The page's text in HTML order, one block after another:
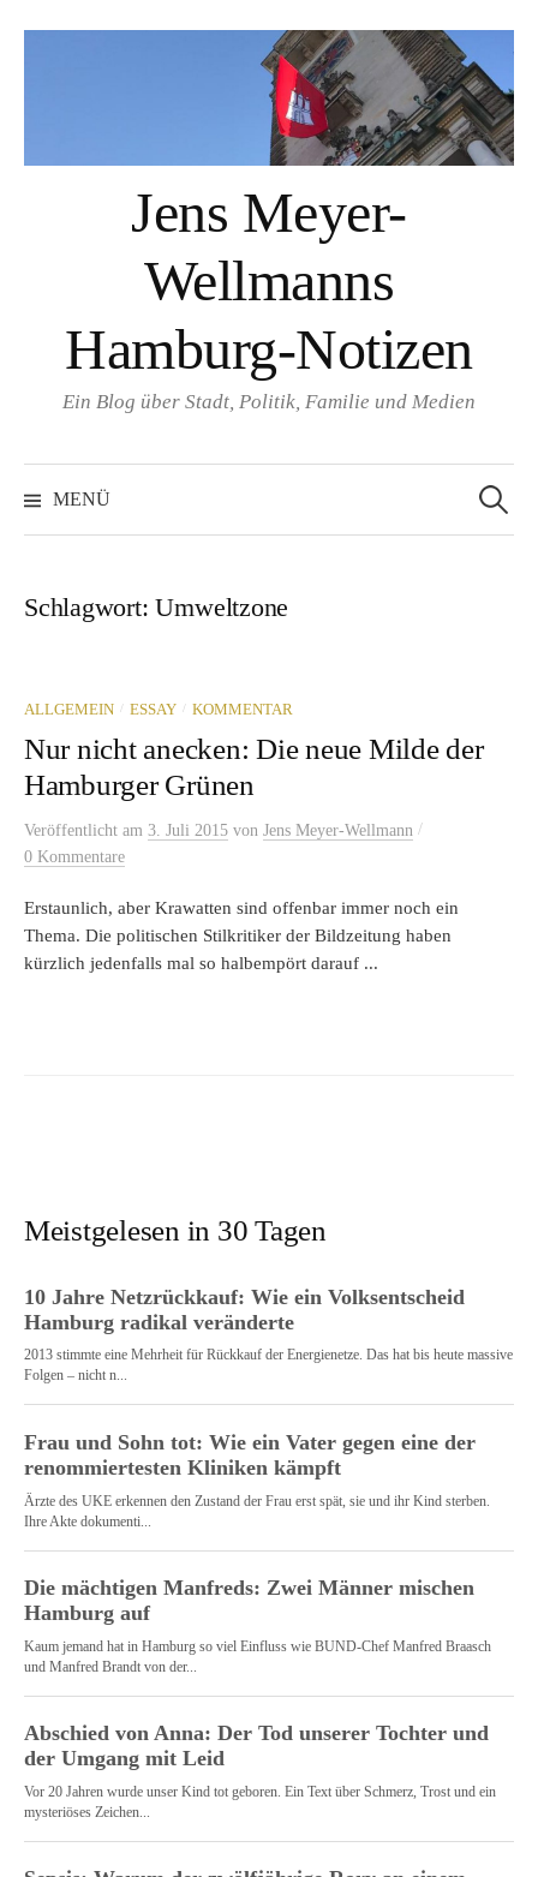
Jens Meyer-
Wellmanns
Hamburg-Notizen
Ein Blog über Stadt, Politik, Familie und Medien
MENÜ
nach:
Schlagwort:Umweltzone
ALLGEMEIN / ESSAY / KOMMENTAR
Nur nicht anecken: Die neue Milde der
Hamburger Grünen
Veröffentlicht am 3. Juli 2015 von Jens Meyer-Wellmann /
0 Kommentare
Erstaunlich, aber Krawatten sind offenbar immer noch ein
Thema. Die politischen Stilkritiker der Bildzeitung haben
kürzlich jedenfalls mal so halbempört darauf ...
Meistgelesen in 30 Tagen